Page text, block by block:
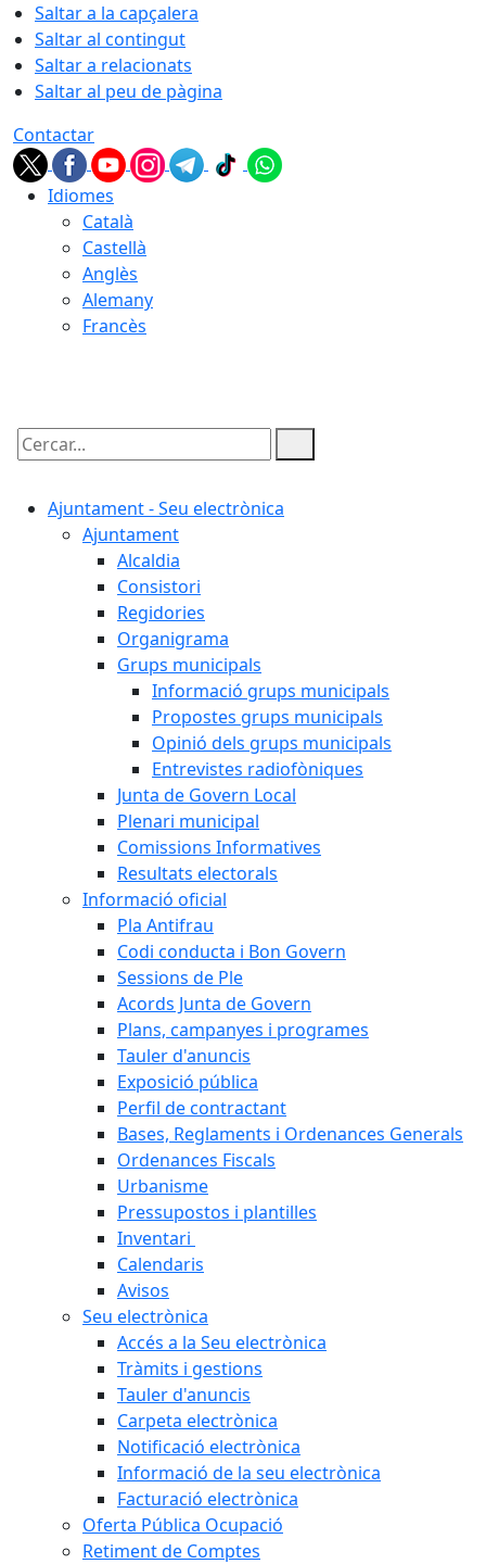
Saltar a la capçalera
Saltar al contingut
Saltar a relacionats
Saltar al peu de pàgina
Contactar
Idiomes
Català
Castellà
Anglès
Alemany
Francès
Cercar:
Ajuntament - Seu electrònica
Ajuntament
Alcaldia
Consistori
Regidories
Organigrama
Grups municipals
Informació grups municipals
Propostes grups municipals
Opinió dels grups municipals
Entrevistes radiofòniques
Junta de Govern Local
Plenari municipal
Comissions Informatives
Resultats electorals
Informació oficial
Pla Antifrau
Codi conducta i Bon Govern
Sessions de Ple
Acords Junta de Govern
Plans, campanyes i programes
Tauler d'anuncis
Exposició pública
Perfil de contractant
Bases, Reglaments i Ordenances Generals
Ordenances Fiscals
Urbanisme
Pressupostos i plantilles
Inventari
Calendaris
Avisos
Seu electrònica
Accés a la Seu electrònica
Tràmits i gestions
Tauler d'anuncis
Carpeta electrònica
Notificació electrònica
Informació de la seu electrònica
Facturació electrònica
Oferta Pública Ocupació
Retiment de Comptes